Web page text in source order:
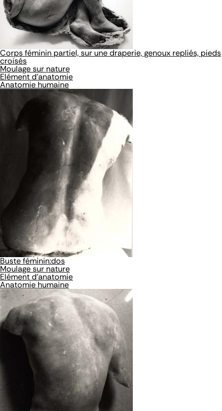
Corps féminin partiel, sur une draperie, genoux repliés, pieds
croisés
Moulage sur nature
Elément d'anatomie
Anatomie humaine
Buste féminin:dos
Moulage sur nature
Elément d'anatomie
Anatomie humaine